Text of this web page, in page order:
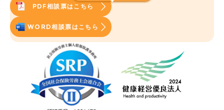
PDF相談票はこちら
WORD相談票はこちら